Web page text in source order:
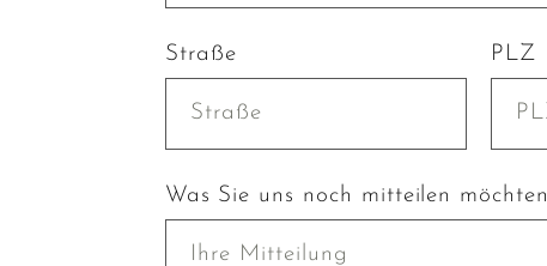
Straße PLZ
Was Sie uns noch mitteilen möchten